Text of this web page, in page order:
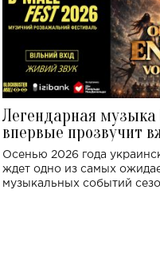
Легендарная музыка
впервые прозвучит
Украине: где
Осенью 2026 года
ждет одно из самых
музыкальных событий